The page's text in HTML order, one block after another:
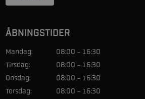
ÅBNINGSTIDER
Mandag:
08:00 - 16:30
Tirsdag:
08:00 - 16:30
Onsdag:
08:00 - 16:30
Torsdag:
08:00 - 16:30